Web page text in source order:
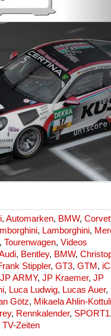
, Automarken, BMW,
, Lamborghini,
, Tourenwagen, Videos
, Bentley, BMW,
Stippler, GT3, GTM,
JP ARMY, JP Kraemer, JP
, Luca Ludwig, Lucas Auer,
Götz, Mikaela Ahlin-
, Rennkalender, SPORT1
TV-Zeiten